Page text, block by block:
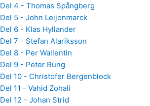
Del 4 - Thomas Spångberg
Del 5 - John Leijonmarck
Del 6 - Klas Hyllander
Del 7 - Stefan Alariksson
Del 8 - Per Wallentin
Del 9 - Peter Rung
Del 10 - Christofer Bergenblock
Del 11 - Vahid Zohali
Del 12 - Johan Strid